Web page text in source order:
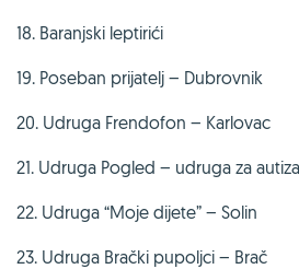
18. Baranjski leptirići
19. Poseban prijatelj – Dubrovnik
20. Udruga Frendofon – Karlovac
21. Udruga Pogled – udruga za
22. Udruga “Moje dijete” – Solin
23. Udruga Brački pupoljci – Brač